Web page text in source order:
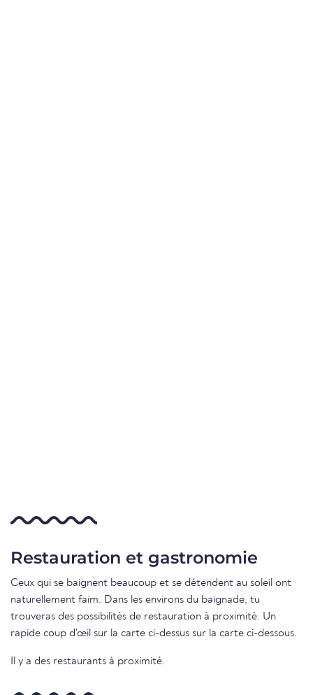
Restauration et gastronomie
Ceux qui se baignent beaucoup et se détendent au soleil ont
naturellement faim. Dans les environs du baignade, tu
trouveras des possibilités de restauration à proximité. Un
rapide coup d'œil sur la carte ci-dessus sur la carte ci-dessous.
Il y a des restaurants à proximité.